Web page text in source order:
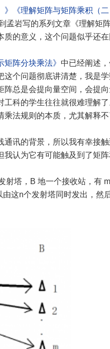
《理解矩阵与矩阵乘积（二
孟岩写的系列文章《理解
的意义，这个问题似乎还在
矩阵分块乘法》 中已经阐述
个问题彻底讲清楚，我是
阵总是会提向量空间，会提
科的学生往往就很难理解
法规则的本质，尤其解释
讯的背景，所以我有幸接
认为它有可能触及到了矩阵
射塔，B 地一个接收站，有
这n个发射塔同时发出，然